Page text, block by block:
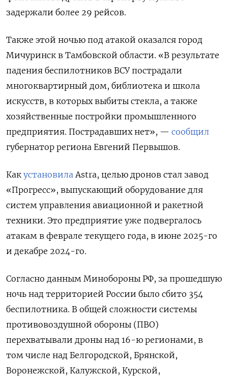
задержали более 29 рейсов.
Также этой ночью под атакой оказался город
Мичуринск в Тамбовской области. «В результате
падения беспилотников ВСУ пострадали
многоквартирный дом, библиотека и школа
искусств, в которых выбиты стекла, а также
хозяйственные постройки промышленного
предприятия. Пострадавших нет», — сообщил
губернатор региона Евгений Первышов.
Как установила Astra, целью дронов стал завод
«Прогресс», выпускающий оборудование для
систем управления авиационной и ракетной
техники. Это предприятие уже подвергалось
атакам в феврале текущего года, в июне 2025-го
и декабре 2024-го.
Согласно данным Минобороны РФ, за прошедшую
ночь над территорией России было сбито 354
беспилотника. В общей сложности системы
противовоздушной обороны (ПВО)
перехватывали дроны над 16-ю регионами, в
том числе над Белгородской, Брянской,
Воронежской, Калужской, Курской,